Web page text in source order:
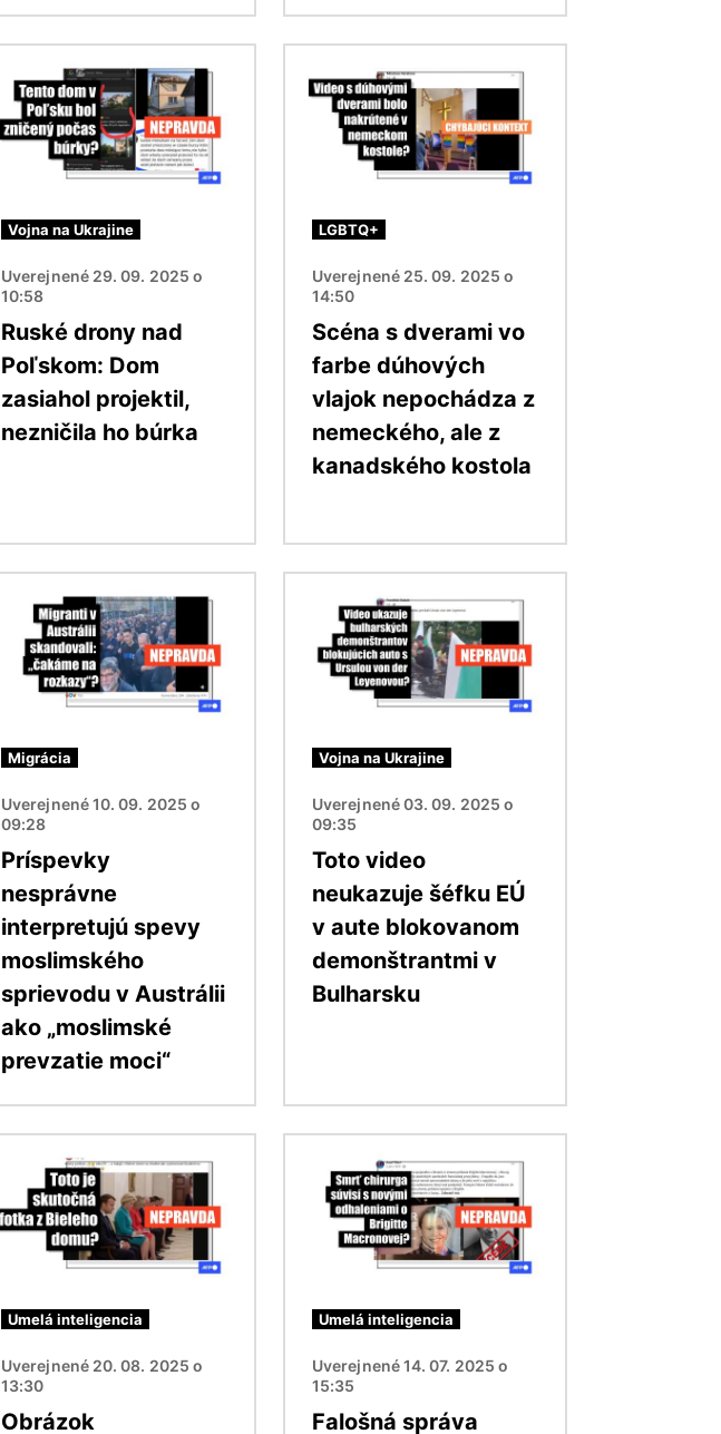
Vojna na Ukrajine
Uverejnené 29. 09. 2025 o
10:58
Ruské drony nad
Poľskom: Dom
zasiahol projektil,
nezničila ho búrka
LGBTQ+
Uverejnené 25. 09. 2025 o
14:50
Scéna s dverami vo
farbe dúhových
vlajok nepochádza z
nemeckého, ale z
kanadského kostola
Migrácia
Uverejnené 10. 09. 2025 o
09:28
Príspevky
nesprávne
interpretujú spevy
moslimského
sprievodu v Austrálii
ako „moslimské
prevzatie moci“
Vojna na Ukrajine
Uverejnené 03. 09. 2025 o
09:35
Toto video
neukazuje šéfku EÚ
v aute blokovanom
demonštrantmi v
Bulharsku
Umelá inteligencia
Uverejnené 20. 08. 2025 o
13:30
Obrázok
Umelá inteligencia
Uverejnené 14. 07. 2025 o
15:35
Falošná správa